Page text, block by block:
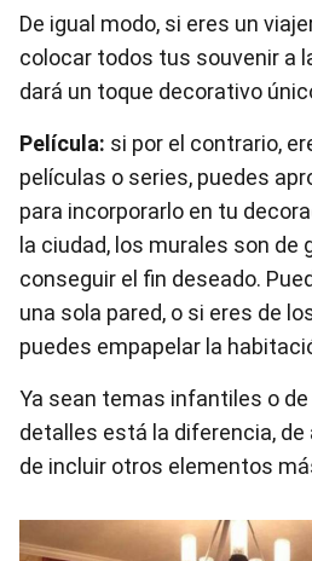
De igual modo, si eres un
colocar todos tus souvenir a
dará un toque decorativo
Película: si por el contrario,
películas o series, puedes
para incorporarlo en tu
la ciudad, los murales son de
conseguir el fin deseado.
una sola pared, o si eres de
puedes empapelar la
Ya sean temas infantiles o
detalles está la diferencia,
de incluir otros elementos